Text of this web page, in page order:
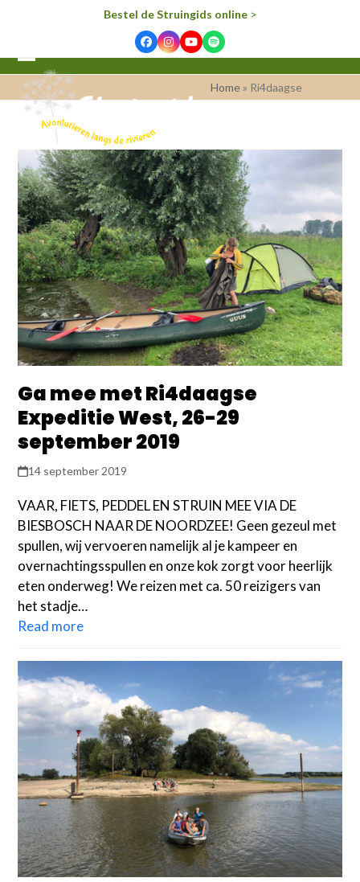
Bestel de Struingids online>
FacebookInstagram
YouTube
Spotify
Open
mobile
menu
Close
mobile
menu
Home » Ri4daagse
Ga mee met Ri4daagse
Expeditie West, 26-29
september 2019
14 september 2019
VAAR, FIETS, PEDDEL EN STRUIN MEE VIA DE
BIESBOSCH NAAR DE NOORDZEE! Geen gezeul met
spullen, wij vervoeren namelijk al je kampeer en
overnachtingsspullen en onze kok zorgt voor heerlijk
eten onderweg! We reizen met ca. 50 reizigers van
het stadje…
Read more